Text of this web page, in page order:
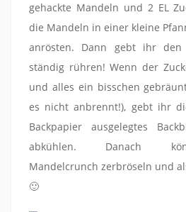
gehackte Mandeln und 2 EL
die Mandeln in einer kleine
anrösten. Dann gebt ihr den
ständig rühren! Wenn der
und alles ein bisschen
es nicht anbrennt!), gebt ihr
Backpapier ausgelegtes
abkühlen. Danach
Mandelcrunch zerbröseln und
🙂